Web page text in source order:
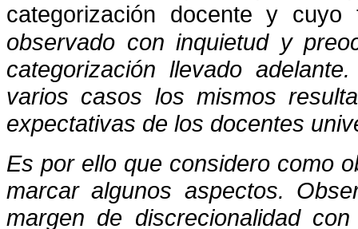
categorización docente y
observado con inquietud y
categorización llevado
varios casos los mismos
expectativas de los docentes
Es por ello que considero como
marcar algunos aspectos.
margen de discrecionalidad